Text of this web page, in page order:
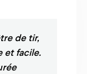
de tir,
et facile.